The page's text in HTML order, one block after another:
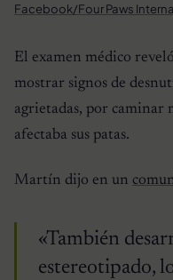
Facebook/Four Paws
El examen médico
mostrar signos de
agrietadas, por caminar
afectaba sus patas.
Martín dijo en un
«También
estereotipado,